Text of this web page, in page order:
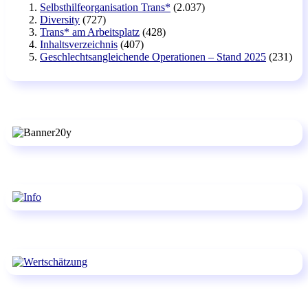
Selbsthilfeorganisation Trans* (2.037)
Diversity (727)
Trans* am Arbeitsplatz (428)
Inhaltsverzeichnis (407)
Geschlechtsangleichende Operationen – Stand 2025 (231)